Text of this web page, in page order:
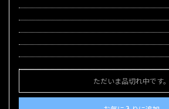
ただいま品切れ中です。